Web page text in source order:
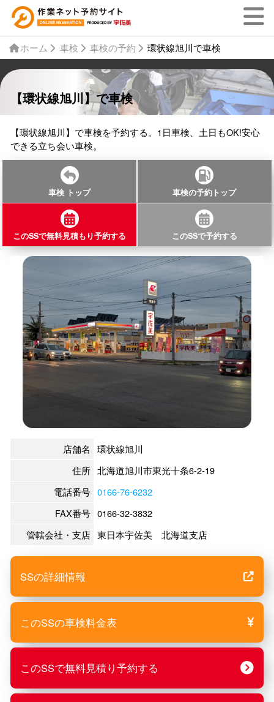
ホーム 車検 車検の予約 環状線旭川で車検
【環状線旭川】で車検
【環状線旭川】で車検を予約する。1日車検、土日もOK!安心
できる立ち会い車検。
車検 トップ 車検の予約トップ
このSSで無料見積もり予約する このSSで予約する
店舗名
環状線旭川
住所 北海道旭川市東光十条6-2-19
電話番号 0166-76-6232
FAX番号 0166-32-3832
管轄会社・支店 東日本宇佐美 北海道支店
SSの詳細情報
このSSの車検料金表
このSSで無料見積り予約する